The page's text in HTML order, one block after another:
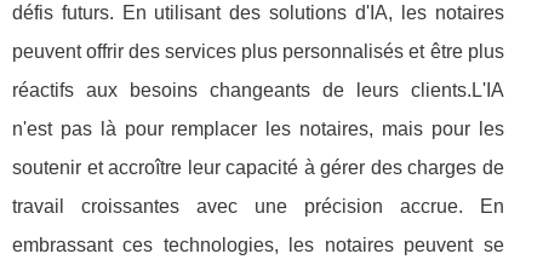
défis futurs. En utilisant des solutions d'IA, les notaires
peuvent offrir des services plus personnalisés et être plus
réactifs aux besoins changeants de leurs clients.L'IA
n'est pas là pour remplacer les notaires, mais pour les
soutenir et accroître leur capacité à gérer des charges de
travail croissantes avec une précision accrue. En
embrassant ces technologies, les notaires peuvent se